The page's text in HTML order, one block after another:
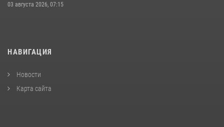
03 августа 2026, 07:15
НАВИГАЦИЯ
Новости
Карта сайта